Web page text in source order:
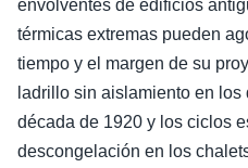
envolventes de edificios
térmicas extremas pueden
tiempo y el margen de su
ladrillo sin aislamiento en
década de 1920 y los ciclos
descongelación en los